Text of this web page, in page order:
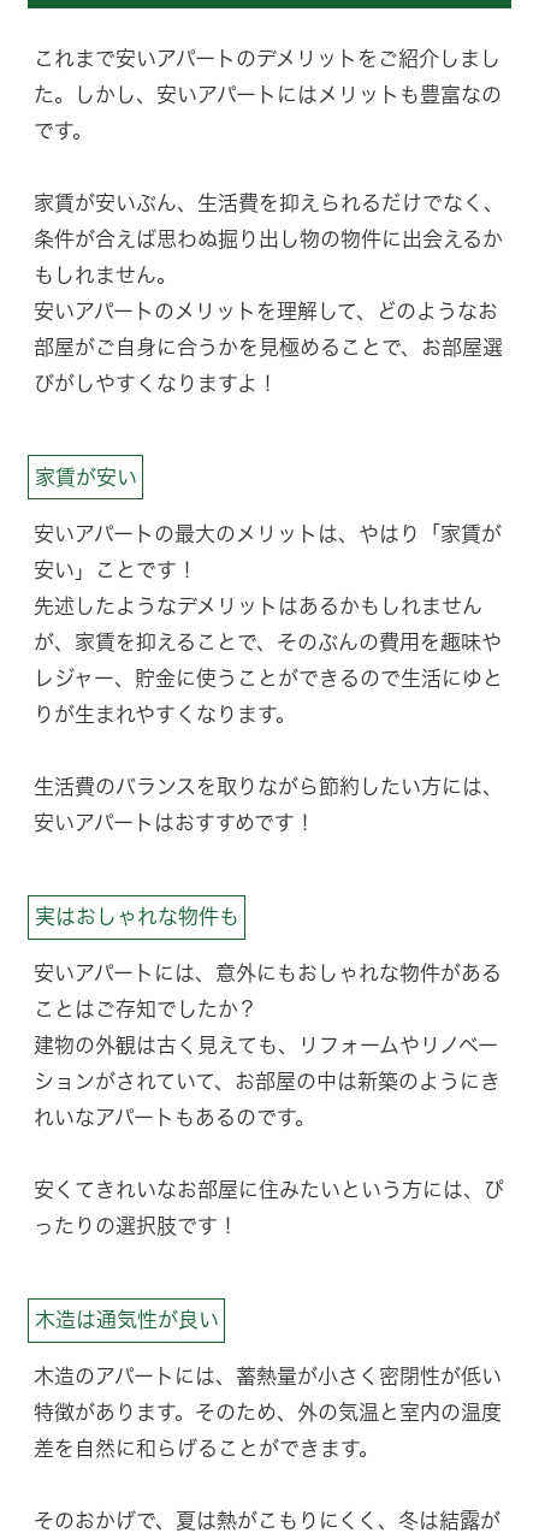
これまで安いアパートのデメリットをご紹介しまし
た。しかし、安いアパートにはメリットも豊富なの
です。
家賃が安いぶん、生活費を抑えられるだけでなく、
条件が合えば思わぬ掘り出し物の物件に出会えるか
もしれません。
安いアパートのメリットを理解して、どのようなお
部屋がご自身に合うかを見極めることで、お部屋選
びがしやすくなりますよ！
家賃が安い
安いアパートの最大のメリットは、やはり「家賃が
安い」ことです！
先述したようなデメリットはあるかもしれません
が、家賃を抑えることで、そのぶんの費用を趣味や
レジャー、貯金に使うことができるので生活にゆと
りが生まれやすくなります。
生活費のバランスを取りながら節約したい方には、
安いアパートはおすすめです！
実はおしゃれな物件も
安いアパートには、意外にもおしゃれな物件がある
ことはご存知でしたか？
建物の外観は古く見えても、リフォームやリノベー
ションがされていて、お部屋の中は新築のようにき
れいなアパートもあるのです。
安くてきれいなお部屋に住みたいという方には、ぴ
ったりの選択肢です！
木造は通気性が良い
木造のアパートには、蓄熱量が小さく密閉性が低い
特徴があります。そのため、外の気温と室内の温度
差を自然に和らげることができます。
そのおかげで、夏は熱がこもりにくく、冬は結露が